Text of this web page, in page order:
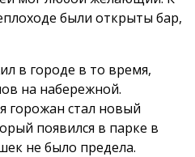
были открыты бар,
в городе в то время,
на набережной.
горожан стал новый
появился в парке в
не было предела.